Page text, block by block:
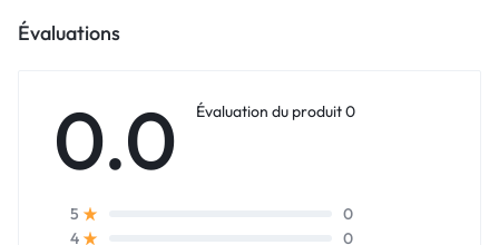
Évaluations
0.0 Évaluation du produit 0
5
0
4
0